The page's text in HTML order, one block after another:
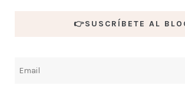
👉SUSCRÍBETE AL